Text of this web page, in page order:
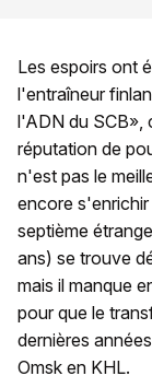
Les espoirs ont
l'entraîneur
l'ADN du SCB»,
réputation de
n'est pas le
encore
septième
ans) se trouve
mais il manque
pour que le
dernières
Omsk en KHL.